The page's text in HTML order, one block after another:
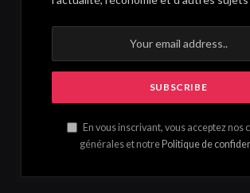
En vous inscrivant, vous acceptez nos
générales et notre Politique de